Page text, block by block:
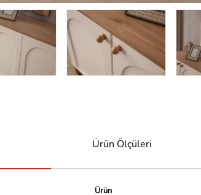
Ürün Ölçüleri
Ürün